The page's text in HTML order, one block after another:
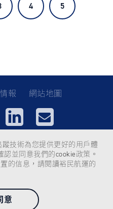
4 5
報 網站地圖
議您使用Google Chrome、Firefox、
新至最新版本。
技術為您提供更好的用戶體
並同意我們的cookie政策。
的信息，請閱讀裕民航運的
意